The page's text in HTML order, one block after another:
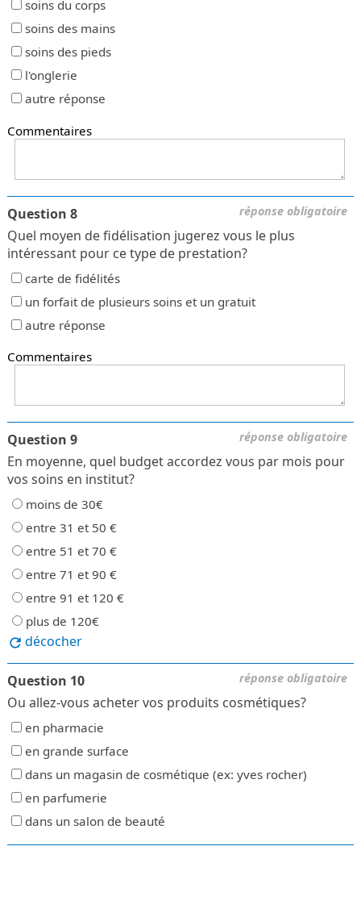
soins du corps
soins des mains
soins des pieds
l'onglerie
autre réponse
Commentaires
réponse obligatoire
Question 8
Quel moyen de fidélisation jugerez vous le plus
intéressant pour ce type de prestation?
carte de fidélités
un forfait de plusieurs soins et un gratuit
autre réponse
Commentaires
réponse obligatoire
Question 9
En moyenne, quel budget accordez vous par mois pour
vos soins en institut?
moins de 30€
entre 31 et 50 €
entre 51 et 70 €
entre 71 et 90 €
entre 91 et 120 €
plus de 120€
décocher
réponse obligatoire
Question 10
Ou allez-vous acheter vos produits cosmétiques?
en pharmacie
en grande surface
dans un magasin de cosmétique (ex: yves rocher)
en parfumerie
dans un salon de beauté